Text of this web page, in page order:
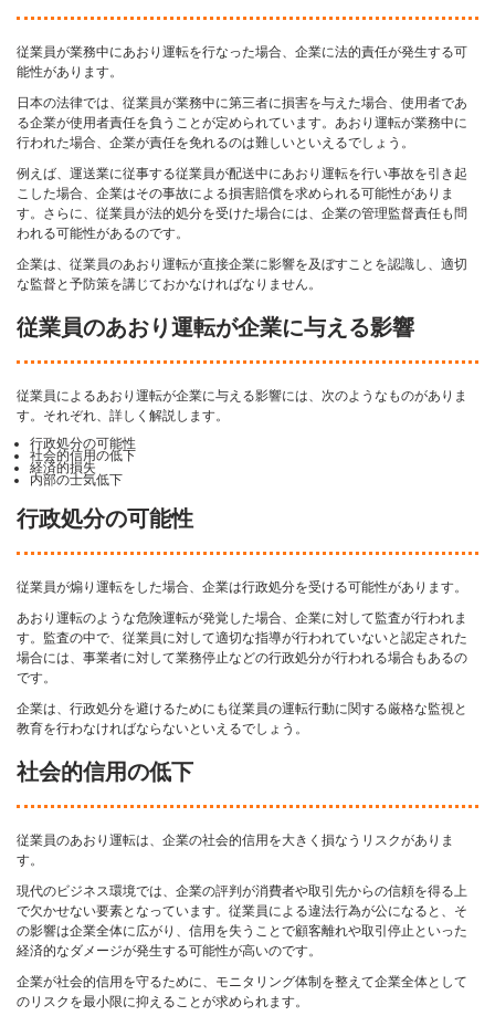
従業員が業務中にあおり運転を行なった場合、企業に法的責任が発生する可
能性があります。
日本の法律では、従業員が業務中に第三者に損害を与えた場合、使用者であ
る企業が使用者責任を負うことが定められています。あおり運転が業務中に
行われた場合、企業が責任を免れるのは難しいといえるでしょう。
例えば、運送業に従事する従業員が配送中にあおり運転を行い事故を引き起
こした場合、企業はその事故による損害賠償を求められる可能性がありま
す。さらに、従業員が法的処分を受けた場合には、企業の管理監督責任も問
われる可能性があるのです。
企業は、従業員のあおり運転が直接企業に影響を及ぼすことを認識し、適切
な監督と予防策を講じておかなければなりません。
従業員のあおり運転が企業に与える影響
従業員によるあおり運転が企業に与える影響には、次のようなものがありま
す。それぞれ、詳しく解説します。
行政処分の可能性
社会的信用の低下
経済的損失
内部の士気低下
行政処分の可能性
従業員が煽り運転をした場合、企業は行政処分を受ける可能性があります。
あおり運転のような危険運転が発覚した場合、企業に対して監査が行われま
す。監査の中で、従業員に対して適切な指導が行われていないと認定された
場合には、事業者に対して業務停止などの行政処分が行われる場合もあるの
です。
企業は、行政処分を避けるためにも従業員の運転行動に関する厳格な監視と
教育を行わなければならないといえるでしょう。
社会的信用の低下
従業員のあおり運転は、企業の社会的信用を大きく損なうリスクがありま
す。
現代のビジネス環境では、企業の評判が消費者や取引先からの信頼を得る上
で欠かせない要素となっています。従業員による違法行為が公になると、そ
の影響は企業全体に広がり、信用を失うことで顧客離れや取引停止といった
経済的なダメージが発生する可能性が高いのです。
企業が社会的信用を守るために、モニタリング体制を整えて企業全体として
のリスクを最小限に抑えることが求められます。